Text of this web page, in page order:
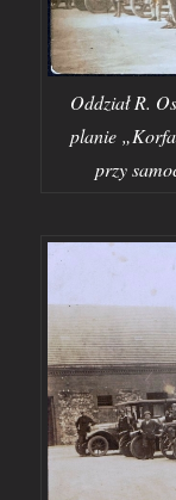
Oddział R.
planie
przy